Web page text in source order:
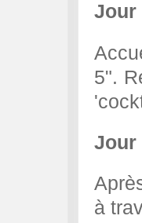
Jour
5".
Jour
à